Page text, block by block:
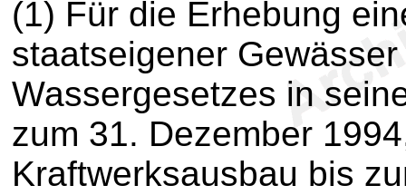
(1) Für die Erhebung
staatseigener
Wassergesetzes in
zum 31. Dezember
Kraftwerksausbau bis